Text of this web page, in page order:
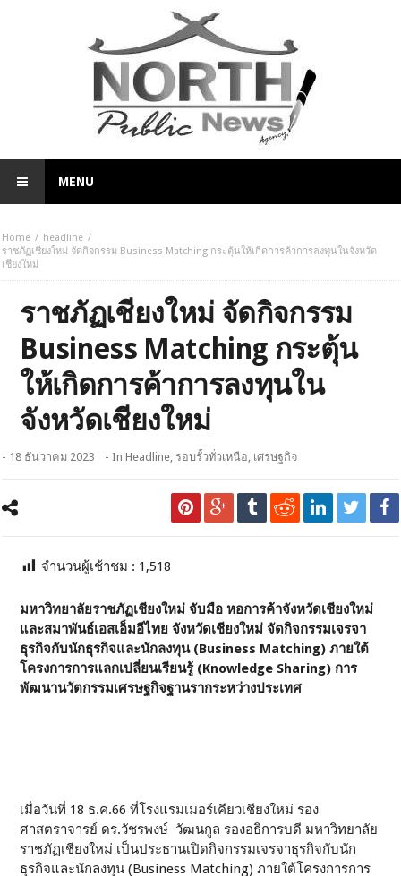
MENU
Home
headline
ราชภัฏเชียงใหม่ จัดกิจกรรม Business Matching กระตุ้นให้เกิดการค้าการลงทุนในจังหวัด
เชียงใหม่
ราชภัฏเชียงใหม่ จัดกิจกรรม
Business Matching กระตุ้น
ให้เกิดการค้าการลงทุนใน
จังหวัดเชียงใหม่
- 18 ธันวาคม 2023 - InHeadline, รอบรั้วทั่วเหนือ, เศรษฐกิจ
จำนวนผู้เช้าชม : 1,518
มหาวิทยาลัยราชภัฏเชียงใหม่ จับมือ หอการค้าจังหวัดเชียงใหม่
และสมาพันธ์เอสเอ็มอีไทย จังหวัดเชียงใหม่ จัดกิจกรรมเจรจา
ธุรกิจกับนักธุรกิจและนักลงทุน (Business Matching) ภายใต้
โครงการการแลกเปลี่ยนเรียนรู้ (Knowledge Sharing) การ
พัฒนานวัตกรรมเศรษฐกิจฐานรากระหว่างประเทศ
เมื่อวันที่ 18 ธ.ค.66 ที่โรงแรมเมอร์เคียวเชียงใหม่ รอง
ศาสตราจารย์ ดร.วัชรพงษ์ วัฒนกูล รองอธิการบดี มหาวิทยาลัย
ราชภัฏเชียงใหม่ เป็นประธานเปิดกิจกรรมเจรจาธุรกิจกับนัก
ธุรกิจและนักลงทุน (Business Matching) ภายใต้โครงการการ